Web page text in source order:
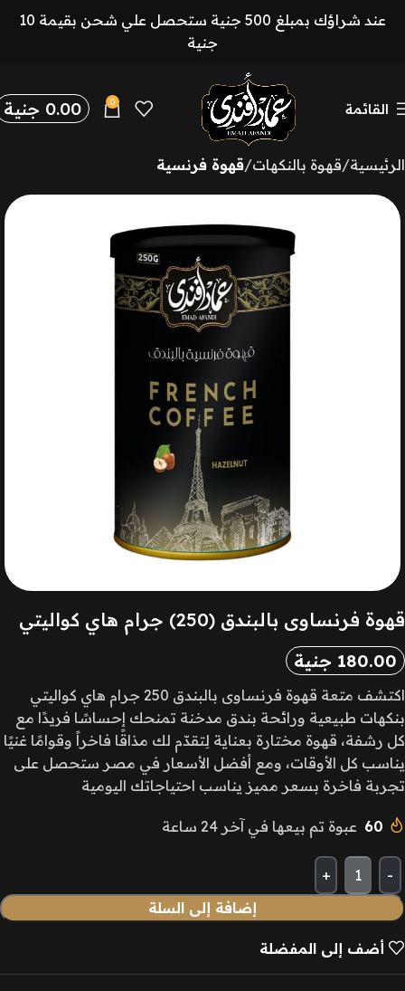
عند شراؤك بمبلغ 500 جنية ستحصل علي شحن بقيمة 10
جنية
القائمة 0
0.00 جنية
الرئيسية قهوة بالنكهات قهوة فرنسية
قهوة فرنساوى بالبندق (250) جرام هاي كواليتي
180.00 جنية
اكتشف متعة قهوة فرنساوى بالبندق 250 جرام هاي كواليتي
بنكهات طبيعية ورائحة بندق مدخنة تمنحك إحساسًا فريدًا مع
كل رشفة، قهوة مختارة بعناية لِتقدّم لك مذاقًا فاخراً وقوامًا غنيًا
يناسب كل الأوقات، ومع أفضل الأسعار في مصر ستحصل على
تجربة فاخرة بسعر مميز يناسب احتياجاتك اليومية
60 عبوة تم بيعها في آخر 24 ساعة
إضافة إلى السلة
أضف إلى المفضلة